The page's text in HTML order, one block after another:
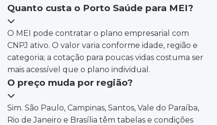
Quanto custa o Porto Saúde para MEI?
O MEI pode contratar o plano empresarial com
CNPJ ativo. O valor varia conforme idade, região e
categoria; a cotação para poucas vidas costuma ser
mais acessível que o plano individual.
O preço muda por região?
Sim. São Paulo, Campinas, Santos, Vale do Paraíba,
Rio de Janeiro e Brasília têm tabelas e condições